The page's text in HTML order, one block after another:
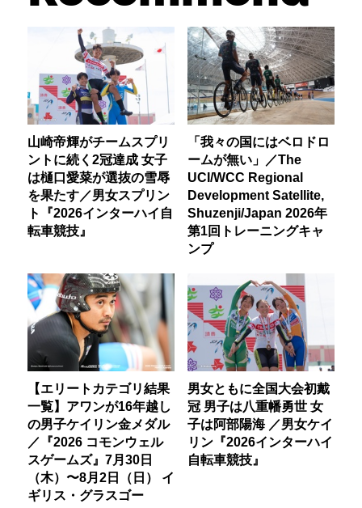
山崎帝輝がチームスプリ
ントに続く2冠達成 女子
は樋口愛菜が選抜の雪辱
を果たす／男女スプリン
ト『2026インターハイ自
転車競技』
「我々の国にはベロドロ
ームが無い」／The
UCI/WCC Regional
Development Satellite,
Shuzenji/Japan 2026年
第1回トレーニングキャ
ンプ
【エリートカテゴリ結果
一覧】アワンが16年越し
の男子ケイリン金メダル
／『2026 コモンウェル
スゲームズ』7月30日
（木）〜8月2日（日） イ
ギリス・グラスゴー
男女ともに全国大会初戴
冠 男子は八重幡勇世 女
子は阿部陽海 ／男女ケイ
リン『2026インターハイ
自転車競技』